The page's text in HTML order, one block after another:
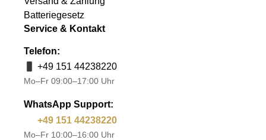
Batteriegesetz
Service & Kontakt
Telefon:
+49 151 44238220
Mo–Fr 09:00–17:00 Uhr
WhatsApp Support:
+49 151 44238220
Mo–Fr 10:00–16:00 Uhr